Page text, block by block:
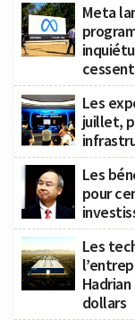
Meta
Les
juillet,
Les
pour
Les
dollars